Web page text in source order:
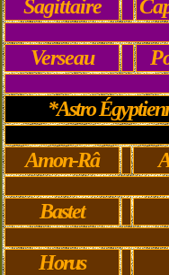
Sagittaire
Verseau
*Astro
Amon-Râ
Bastet
Horus